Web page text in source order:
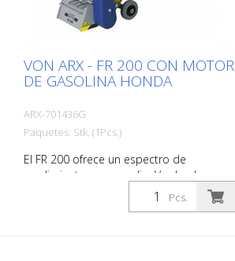
VON ARX - FR 200 CON MOTOR
DE GASOLINA HONDA
ARX-701436G
Paquetes: Stk. (1Pcs.)
El FR 200 ofrece un espectro de
rendimiento muy amplio. Va desde
simples trabajos de limpieza hasta
difíciles trabajos de demarcación de
Pcs.